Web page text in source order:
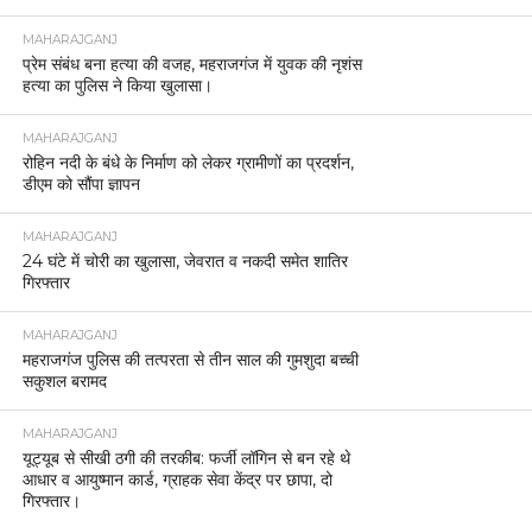
MAHARAJGANJ
प्रेम संबंध बना हत्या की वजह, महराजगंज में युवक की नृशंस
हत्या का पुलिस ने किया खुलासा।
MAHARAJGANJ
रोहिन नदी के बंधे के निर्माण को लेकर ग्रामीणों का प्रदर्शन,
डीएम को सौंपा ज्ञापन
MAHARAJGANJ
24 घंटे में चोरी का खुलासा, जेवरात व नकदी समेत शातिर
गिरफ्तार
MAHARAJGANJ
महराजगंज पुलिस की तत्परता से तीन साल की गुमशुदा बच्ची
सकुशल बरामद
MAHARAJGANJ
यूट्यूब से सीखी ठगी की तरकीब: फर्जी लॉगिन से बन रहे थे
आधार व आयुष्मान कार्ड, ग्राहक सेवा केंद्र पर छापा, दो
गिरफ्तार।